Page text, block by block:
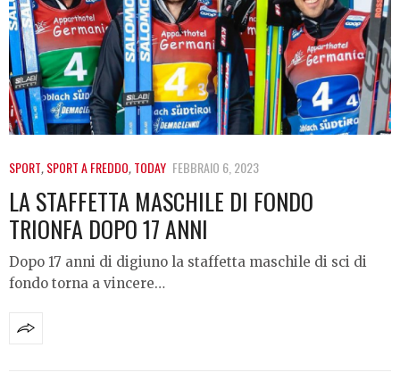
SPORT,SPORT A FREDDO,TODAY FEBBRAIO 6, 2023
LA STAFFETTA MASCHILE DI FONDO
TRIONFA DOPO 17 ANNI
Dopo 17 anni di digiuno la staffetta maschile di sci di
fondo torna a vincere…